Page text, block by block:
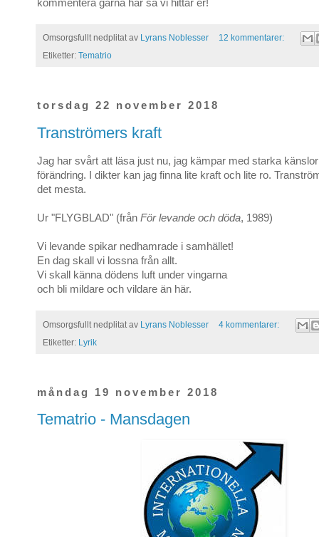
kommentera gärna här så vi hittar er!
Omsorgsfullt nedplitat av Lyrans Noblesser
12 kommentarer:
Etiketter: Tematrio
torsdag 22 november 2018
Tranströmers kraft
Jag har svårt att läsa just nu, jag kämpar med starka
förändring. I dikter kan jag finna lite kraft och lite ro.
det mesta.
Ur "FLYGBLAD" (från För levande och döda, 1989)
Vi levande spikar nedhamrade i samhället!
En dag skall vi lossna från allt.
Vi skall känna dödens luft under vingarna
och bli mildare och vildare än här.
Omsorgsfullt nedplitat av Lyrans Noblesser
4 kommentarer:
Etiketter: Lyrik
måndag 19 november 2018
Tematrio - Mansdagen